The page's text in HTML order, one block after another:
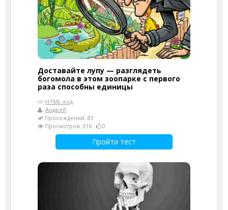
Доставайте лупу — разглядеть
богомола в этом зоопарке с первого
раза способны единицы
HTML-код
Андрей
Прохождений: 83
Просмотров: 316
0
Пройти тест